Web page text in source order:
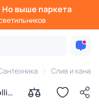
Но выше паркета
Слив и